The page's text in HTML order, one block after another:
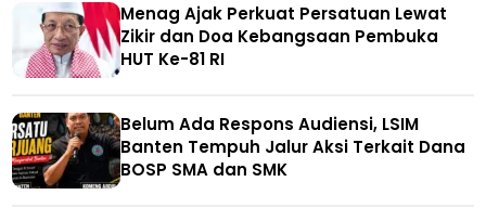
Menag Ajak Perkuat Persatuan Lewat
Zikir dan Doa Kebangsaan Pembuka
HUT Ke-81 RI
Belum Ada Respons Audiensi, LSIM
Banten Tempuh Jalur Aksi Terkait Dana
BOSP SMA dan SMK